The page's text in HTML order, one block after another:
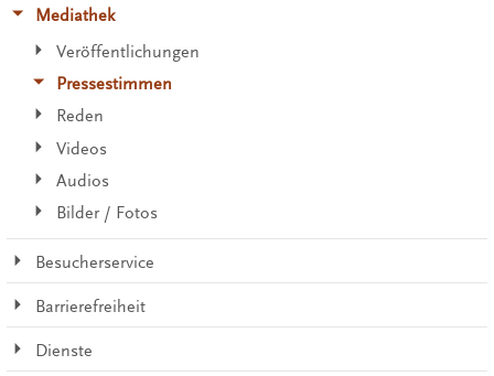
Mediathek
Veröffentlichungen
Pressestimmen
Reden
Videos
Audios
Bilder / Fotos
Besucherservice
Barrierefreiheit
Dienste